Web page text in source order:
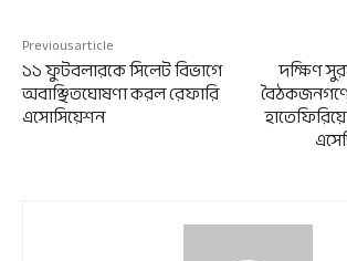
Previous article
১১ ফুটবলারকে সিলেট বিভাগে
অবাঞ্ছিতঘোষণা করল রেফারি
এসোসিয়েশন
দক্ষিণ